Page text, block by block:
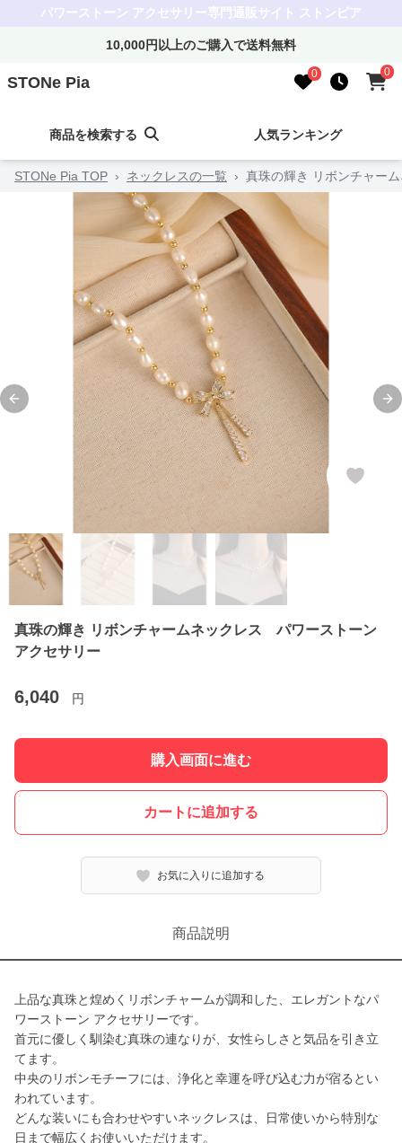
パワーストーン アクセサリー専門通販サイト ストンピア
10,000円以上のご購入で送料無料
STONe Pia 0 0
商品を検索する 人気ランキング
STONe Pia TOP › ネックレスの一覧 › 真珠の輝き リボンチャー
Previous slide
真珠の輝き リボンチャームネックレス パワーストーン
アクセサリー
6,040 円
購入画面に進む
カートに追加する
お気に入りに追加する
商品説明
上品な真珠と煌めくリボンチャームが調和した、エレガントなパ
ワーストーン アクセサリーです。
首元に優しく馴染む真珠の連なりが、女性らしさと気品を引き立
てます。
中央のリボンモチーフには、浄化と幸運を呼び込む力が宿るとい
われています。
どんな装いにも合わせやすいネックレスは、日常使いから特別な
日まで幅広くお使いいただけます。